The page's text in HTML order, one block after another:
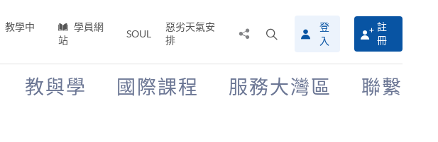
教學中
學員網
站
SOUL
惡劣天氣安
排
搜
尋
介
登
入
註
冊
教與學 國際課程 服務大灣區 聯繫